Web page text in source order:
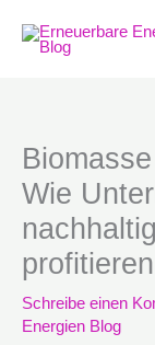
Inhalt
springen
Wie
Schreibe einen
Energien Blog